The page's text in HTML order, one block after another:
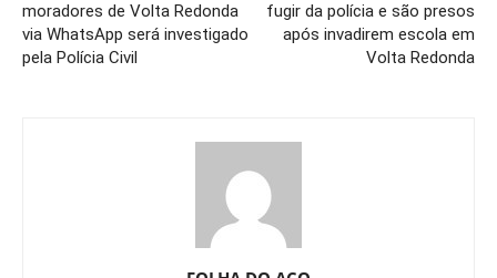
moradores de Volta Redonda
via WhatsApp será investigado
pela Polícia Civil
fugir da polícia e são presos
após invadirem escola em
Volta Redonda